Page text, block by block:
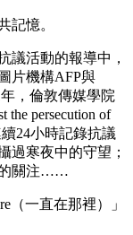
記憶。
議活動的報導中，
片機構AFP與
，倫敦傳媒學院
the persecution of
24小時記錄抗議
過寒夜中的守望；
的關注……
（一直在那裡）」